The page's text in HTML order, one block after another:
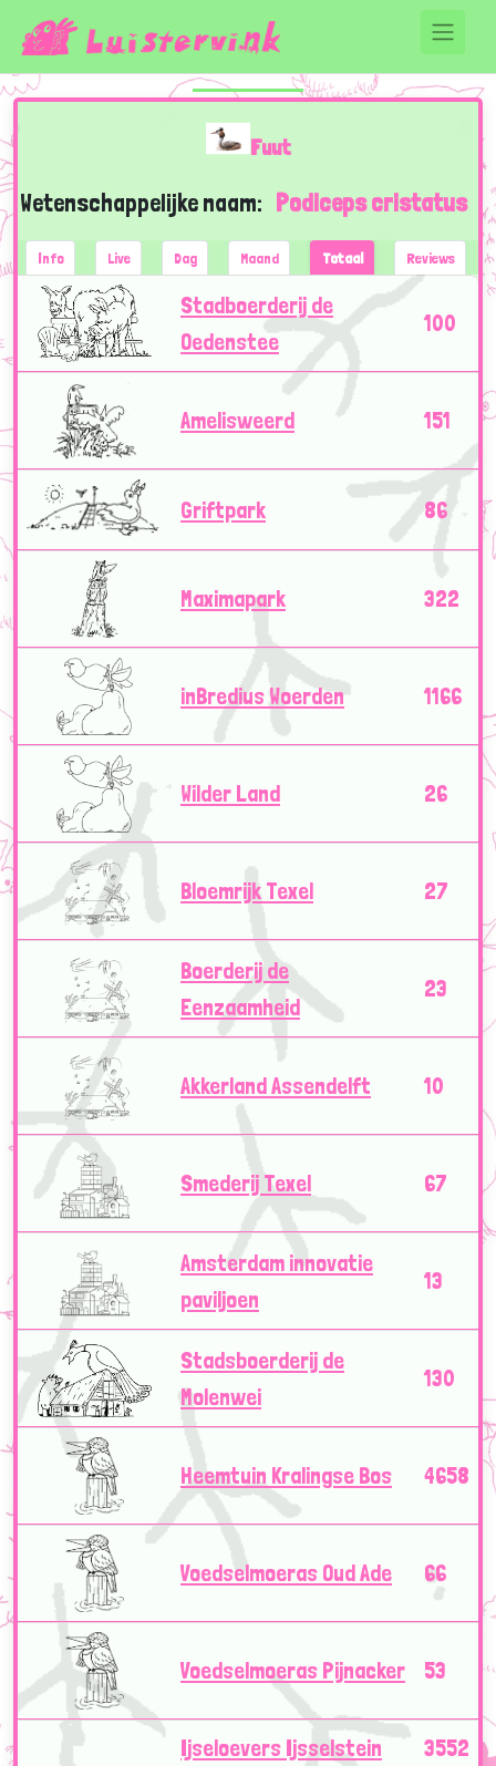
Fuut
Wetenschappelijke naam: Podiceps cristatus
Info Live Dag Maand Totaal Reviews
Stadboerderij de
Oedenstee
100
Amelisweerd 151
Griftpark 86
Maximapark 322
inBredius Woerden 1166
Wilder Land 26
Bloemrijk Texel 27
Boerderij de
Eenzaamheid
23
Akkerland Assendelft 10
Smederij Texel 67
Amsterdam innovatie
paviljoen
13
Stadsboerderij de
Molenwei
130
Heemtuin Kralingse Bos 4658
Voedselmoeras Oud Ade 66
Voedselmoeras Pijnacker 53
Ijseloevers Ijsselstein 3552